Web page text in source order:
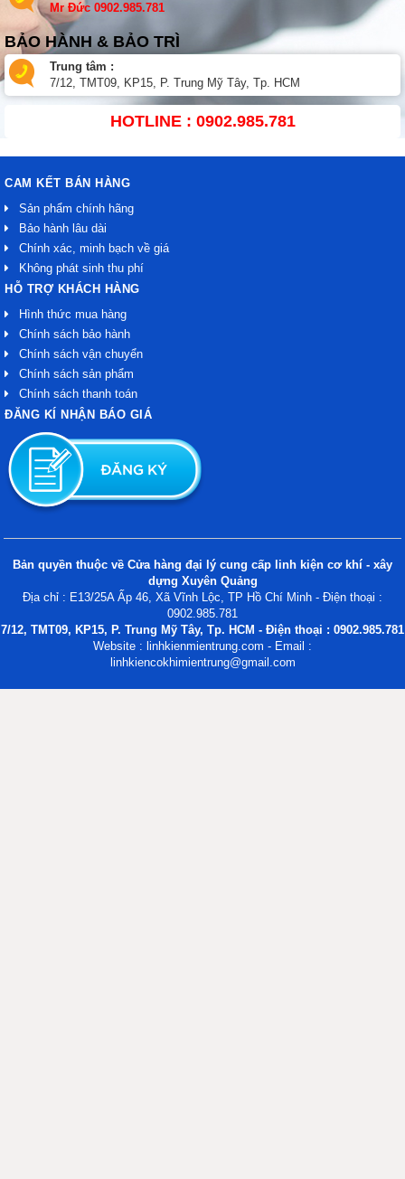
Mr Đức 0902.985.781
BẢO HÀNH & BẢO TRÌ
Trung tâm :
7/12, TMT09, KP15, P. Trung Mỹ Tây, Tp. HCM
HOTLINE : 0902.985.781
CAM KẾT BÁN HÀNG
Sản phẩm chính hãng
Bảo hành lâu dài
Chính xác, minh bạch về giá
Không phát sinh thu phí
HỖ TRỢ KHÁCH HÀNG
Hình thức mua hàng
Chính sách bảo hành
Chính sách vận chuyển
Chính sách sản phẩm
Chính sách thanh toán
ĐĂNG KÍ NHẬN BÁO GIÁ
Bản quyền thuộc về Cửa hàng đại lý cung cấp linh kiện cơ khí - xây
dựng Xuyên Quảng
Địa chỉ : E13/25A Ấp 46, Xã Vĩnh Lộc, TP Hồ Chí Minh - Điện thoại :
0902.985.781
7/12, TMT09, KP15, P. Trung Mỹ Tây, Tp. HCM - Điện thoại : 0902.985.781
Website : linhkienmientrung.com - Email :
linhkiencokhimientrung@gmail.com